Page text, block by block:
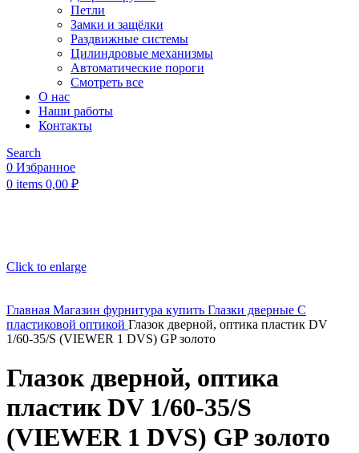
Петли
Замки и защёлки
Раздвижные системы
Цилиндровые механизмы
Автоматические пороги
Смотреть все
О нас
Наши работы
Контакты
Search
0 Избранное
0 items 0,00 ₽
Click to enlarge
Главная Магазин фурнитура купить Глазки дверные С
пластиковой оптикой Глазок дверной, оптика пластик DV
1/60-35/S (VIEWER 1 DVS) GP золото
Глазок дверной, оптика
пластик DV 1/60-35/S
(VIEWER 1 DVS) GP золото